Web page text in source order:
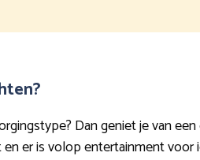
Dan geniet je van
er is volop entertainment